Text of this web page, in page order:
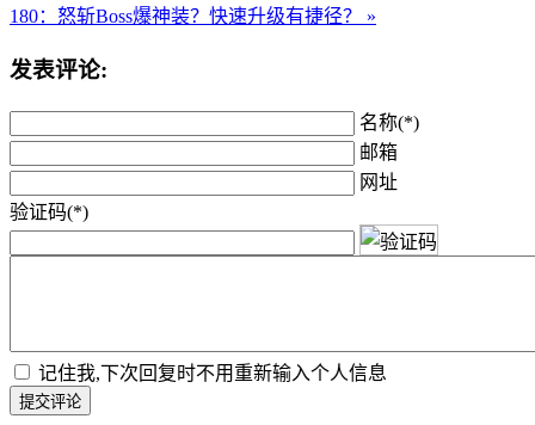
180：怒斩Boss爆神装？快速升级有捷径？ »
发表评论:
名称(*)
邮箱
网址
验证码(*)
记住我,下次回复时不用重新输入个人信息
提交评论